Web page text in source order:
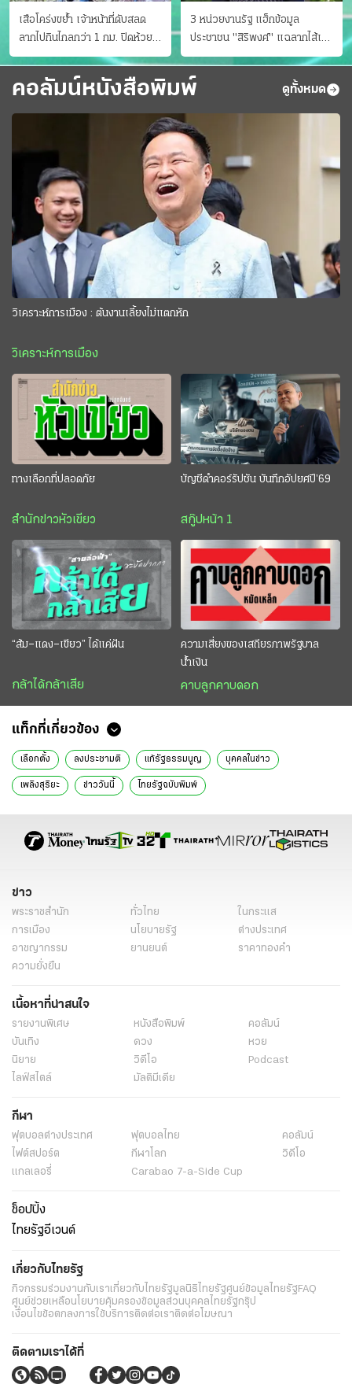
เสือโคร่งขย้ำ เจ้าหน้าที่ดับสลด
ลากไปกินไกลกว่า 1 กม. ปิดห้วย
ขาแข้งชั่วคราว
3 หน่วยงานรัฐ แฮ็กข้อมูล
ประชาชน "สิริพงศ์" แฉลากไส้เอง
"หนู" กอด "หนิม" สยบลือ
คอลัมน์หนังสือพิมพ์ ดูทั้งหมด
วิเคราะห์การเมือง : ต้นงานเลี้ยงไม่แตกหัก
วิเคราะห์การเมือง
ทางเลือกที่ปลอดภัย
สำนักข่าวหัวเขียว
บัญชีดำคอร์รัปชัน บันทึกอัปยศปี’69
สกู๊ปหน้า 1
“ส้ม–แดง–เขียว” ได้แค่ฝัน
กล้าได้กล้าเสีย
ความเสี่ยงของเสถียรภาพรัฐบาล
น้ำเงิน
คาบลูกคาบดอก
แท็กที่เกี่ยวข้อง
เลือกตั้ง ลงประชามติ แก้รัฐธรรมนูญ บุคคลในข่าว
เพลิงสุริยะ ข่าววันนี้ ไทยรัฐฉบับพิมพ์
ข่าว
พระราชสำนัก ทั่วไทย
ในกระแส
การเมือง
นโยบายรัฐ
ต่างประเทศ
อาชญากรรม
ยานยนต์
ราคาทองคำ
ความยั่งยืน
เนื้อหาที่น่าสนใจ
รายงานพิเศษ หนังสือพิมพ์
คอลัมน์
บันเทิง
ดวง
หวย
นิยาย
วิดีโอ
Podcast
ไลฟ์สไตล์
มัลติมีเดีย
กีฬา
ฟุตบอลต่่างประเทศ ฟุตบอลไทย
คอลัมน์
ไฟต์สปอร์ต
กีฬาโลก
วิดีโอ
แกลเลอรี่
Carabao 7-a-Side Cup
ช็อปปิ้ง
ไทยรัฐอีเวนต์
เกี่ยวกับไทยรัฐ
กิจกรรมร่วมงานกับเราเกี่ยวกับไทยรัฐมูลนิธิไทยรัฐศูนย์ข้อมูลไทยรัฐFAQ
ศูนย์ช่วยเหลือนโยบายคุ้มครองข้อมูลส่วนบุคคลไทยรัฐกรุ๊ป
เงื่อนไขข้อตกลงการใช้บริการติดต่อเราติดต่อโฆษณา
ติดตามเราได้ที่